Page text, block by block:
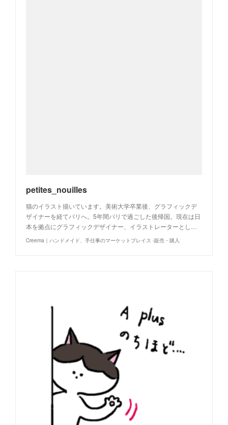
petites_nouilles
猫のイラスト描いています。美術大学卒業後、グラフィックデ
ザイナーを経てパリへ。5年間パリで過ごした後帰国。現在は日
本を拠点にグラフィックデザイナー、イラストレーターとし…
Creema｜ハンドメイド、手仕事のマーケットプレイス -販売・購入